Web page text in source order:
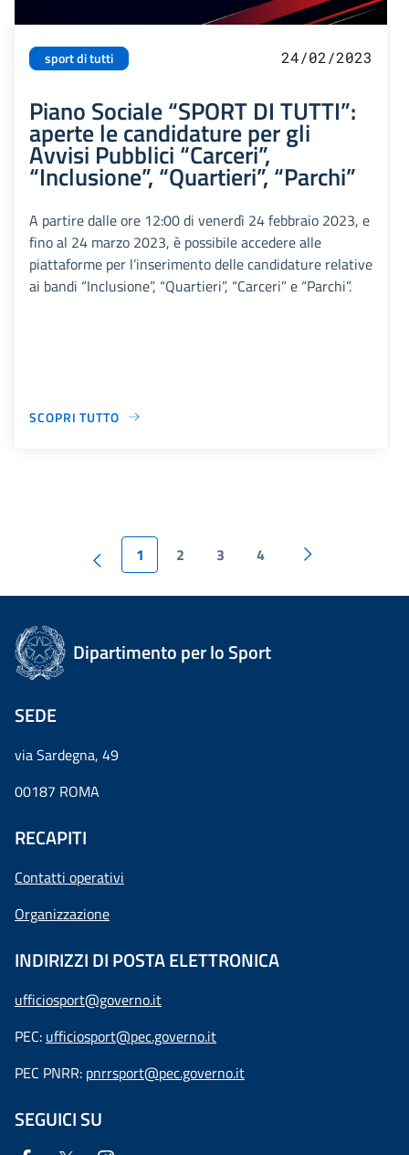
sport di tutti 24/02/2023
Piano Sociale “SPORT DI TUTTI”:
aperte le candidature per gli
Avvisi Pubblici “Carceri”,
“Inclusione”, “Quartieri”, “Parchi”
A partire dalle ore 12:00 di venerdì 24 febbraio 2023, e
fino al 24 marzo 2023, è possibile accedere alle
piattaforme per l’inserimento delle candidature relative
ai bandi “Inclusione”, “Quartieri”, “Carceri” e “Parchi”.
SCOPRI TUTTO
1 2 3 4
Dipartimento per lo Sport
SEDE
via Sardegna, 49
00187 ROMA
RECAPITI
Contatti operativi
Organizzazione
INDIRIZZI DI POSTA ELETTRONICA
ufficiosport@governo.it
PEC: ufficiosport@pec.governo.it
PEC PNRR: pnrrsport@pec.governo.it
SEGUICI SU